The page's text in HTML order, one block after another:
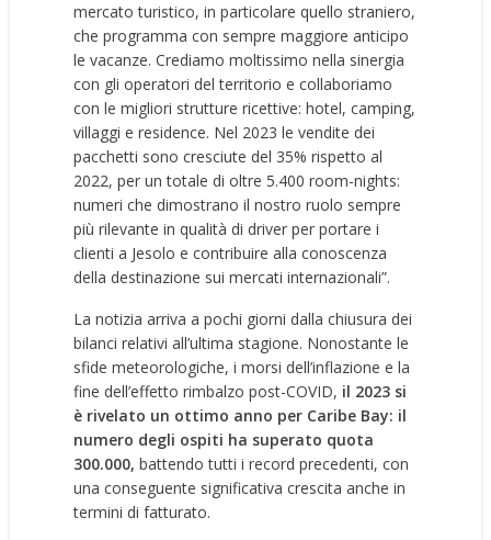
mercato turistico, in particolare quello straniero,
che programma con sempre maggiore anticipo
le vacanze. Crediamo moltissimo nella sinergia
con gli operatori del territorio e collaboriamo
con le migliori strutture ricettive: hotel, camping,
villaggi e residence. Nel 2023 le vendite dei
pacchetti sono cresciute del 35% rispetto al
2022, per un totale di oltre 5.400 room-nights:
numeri che dimostrano il nostro ruolo sempre
più rilevante in qualità di driver per portare i
clienti a Jesolo e contribuire alla conoscenza
della destinazione sui mercati internazionali”.
La notizia arriva a pochi giorni dalla chiusura dei
bilanci relativi all’ultima stagione. Nonostante le
sfide meteorologiche, i morsi dell’inflazione e la
fine dell’effetto rimbalzo post-COVID, il 2023 si
è rivelato un ottimo anno per Caribe Bay: il
numero degli ospiti ha superato quota
300.000, battendo tutti i record precedenti, con
una conseguente significativa crescita anche in
termini di fatturato.